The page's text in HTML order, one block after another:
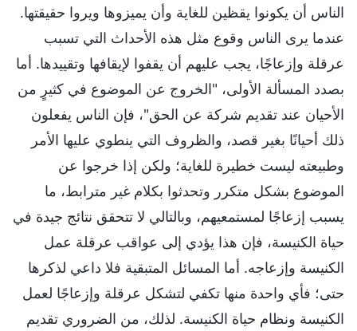
الناس أن يكونوا يقظين للغاية وأن يميزوها ويروا حقيقتها.
عندما يرى الناس وقوع مثل هذه الأحداث التي تسبب
عرقلة وإزعاجًا، يجب عليهم أن يقفوا لإيقافها وتقييدها. أما
بصدد المسألة الأولى، "الخروج عن الموضوع في كثيرٍ من
الأحيان عند تقديم شركة عن الحق"، فإن الناس يفعلون
ذلك أحيانًا بغير قصد، والظروف التي ينطوي عليها الأمر
وطبيعته ليست خطيرة للغاية؛ ولكن إذا خرجوا عن
الموضوع بشكل متكرر وتحدثوا بكلام غير مترابط، ما
يسبب إزعاجًا لمستمعيهم، وبالتالي لا تتحقق نتائج جيدة في
حياة الكنيسة، فإن هذا يؤدي إلى عواقب عرقلة عمل
الكنيسة وإزعاجه. أما المسائل المتبقية فلا داعي لذكرها
حتى؛ فأي واحدة منها تكفي لتشكل عرقلة وإزعاجًا لعمل
الكنيسة ونظام حياة الكنيسة. لذلك، من الضروري تقديم